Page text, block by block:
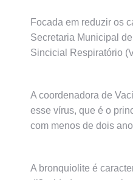
Focada em reduzir os
Secretaria Municipal
Sincicial Respiratório
A coordenadora de
esse vírus, que é o
com menos de dois
A bronquiolite é